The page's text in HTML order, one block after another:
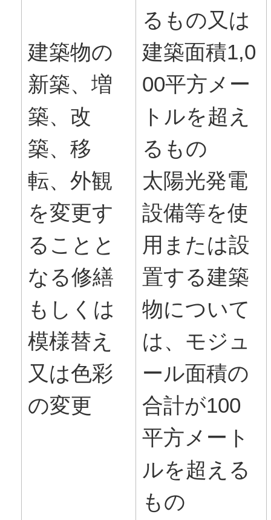
建築物の
新築、増
築、改
築、移
転、外観
を変更す
ることと
なる修繕
もしくは
模様替え
又は色彩
の変更
るもの又は
建築面積1,0
00平方メー
トルを超え
るもの
太陽光発電
設備等を使
用または設
置する建築
物について
は、モジュ
ール面積の
合計が100
平方メート
ルを超える
もの